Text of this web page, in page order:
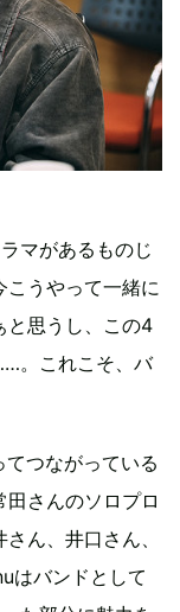
マがあるものじ
こうやって一緒に
と思うし、この4
。これこそ、バ
つながっている
さんのソロプロ
ん、井口さん、
はバンドとして